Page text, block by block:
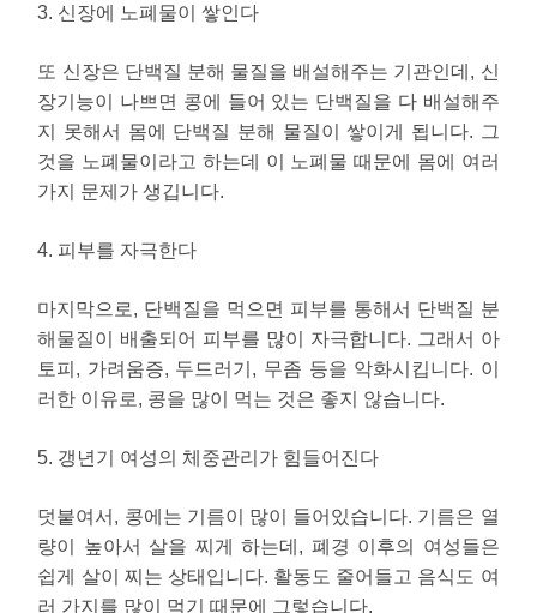
3. 신장에 노폐물이 쌓인다
또 신장은 단백질 분해 물질을 배설해주는 기관인데, 신
장기능이 나쁘면 콩에 들어 있는 단백질을 다 배설해주
지 못해서 몸에 단백질 분해 물질이 쌓이게 됩니다. 그
것을 노폐물이라고 하는데 이 노폐물 때문에 몸에 여러
가지 문제가 생깁니다.
4. 피부를 자극한다
마지막으로, 단백질을 먹으면 피부를 통해서 단백질 분
해물질이 배출되어 피부를 많이 자극합니다. 그래서 아
토피, 가려움증, 두드러기, 무좀 등을 악화시킵니다. 이
러한 이유로, 콩을 많이 먹는 것은 좋지 않습니다.
5. 갱년기 여성의 체중관리가 힘들어진다
덧붙여서, 콩에는 기름이 많이 들어있습니다. 기름은 열
량이 높아서 살을 찌게 하는데, 폐경 이후의 여성들은
쉽게 살이 찌는 상태입니다. 활동도 줄어들고 음식도 여
러 가지를 많이 먹기 때문에 그렇습니다.